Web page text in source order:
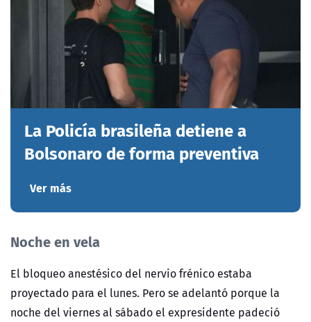
La Policía brasileña detiene a
Bolsonaro de forma preventiva
Ver más
Noche en vela
El bloqueo anestésico del nervio frénico estaba
proyectado para el lunes. Pero se adelantó porque la
noche del viernes al sábado el expresidente padeció